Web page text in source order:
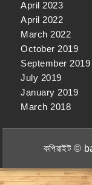
April 2023
April 2022
March 2022
October 2019
September 2019
July 2019
January 2019
March 2018
কপিরাইট ©